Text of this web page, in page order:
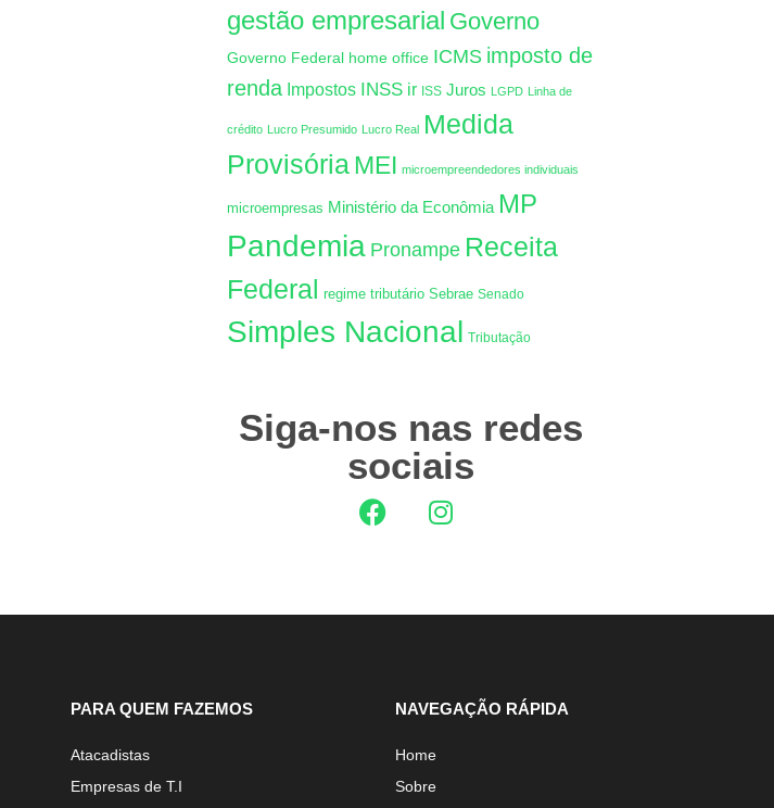
gestão empresarial Governo
Governo Federal home office ICMS imposto de
renda Impostos INSS ir ISS Juros LGPD Linha de
crédito Lucro Presumido Lucro Real
Medida
ProvisóriaMEI microempreendedores individuais
microempresas Ministério da Econômia MP
Pandemia Pronampe Receita
Federal regime tributário Sebrae Senado
Simples Nacional Tributação
Siga-nos nas redes
sociais
PARA QUEM FAZEMOS
Atacadistas
Empresas de T.I
NAVEGAÇÃO RÁPIDA
Home
Sobre